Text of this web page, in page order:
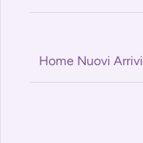
Home Nuovi Arrivi